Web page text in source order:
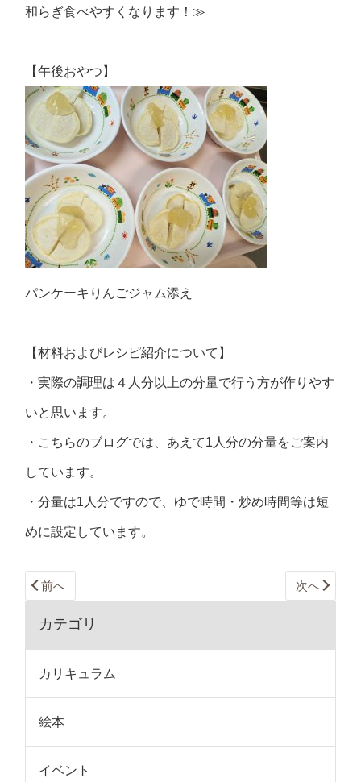
和らぎ食べやすくなります！≫
【午後おやつ】
パンケーキりんごジャム添え
【材料およびレシピ紹介について】
・実際の調理は４人分以上の分量で行う方が作りやす
いと思います。
・こちらのブログでは、あえて1人分の分量をご案内
しています。
・分量は1人分ですので、ゆで時間・炒め時間等は短
めに設定しています。
前へ 次へ
カテゴリ
カリキュラム
絵本
イベント